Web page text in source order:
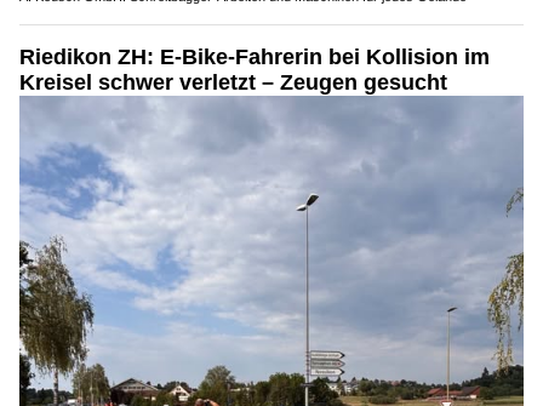
Riedikon ZH: E-Bike-Fahrerin bei Kollision im
Kreisel schwer verletzt – Zeugen gesucht